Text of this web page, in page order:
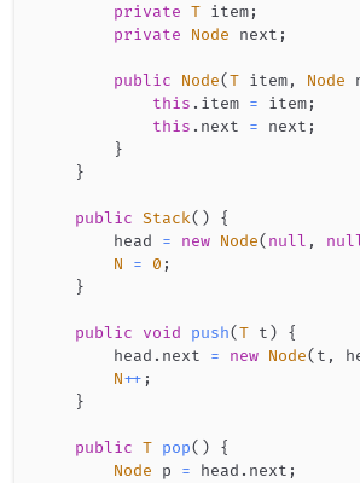
private T item;
private
Node next ;
public Node(T item, Node
this . item = item;
this . next = next ;
}
}
public Stack( )
{
        head
= new Node( null ,
N
= 0 ;
}
public void push(T t )
{
        head
. next = new Node( t ,
N++ ;
}
public T pop( )
{
Node p = head . next ;